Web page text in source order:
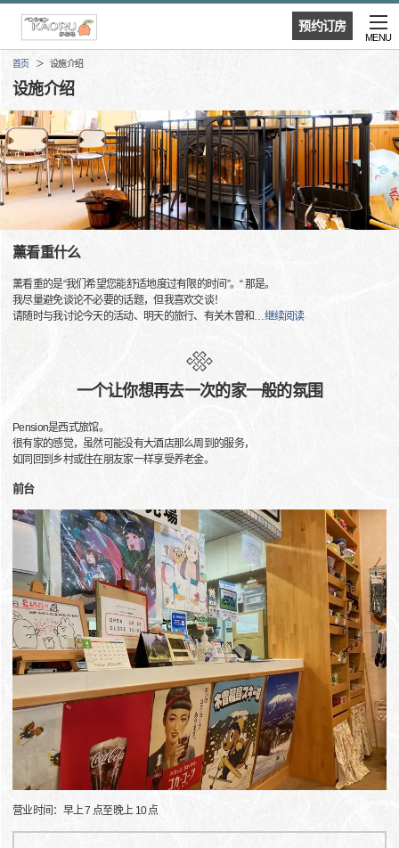
预约订房
MENU
首页 设施介绍
设施介绍
薰看重什么
薰看重的是“我们希望您能舒适地度过有限的时间”。“ 那是。
我尽量避免谈论不必要的话题，但我喜欢交谈！
请随时与我讨论今天的活动、明天的旅行、有关木曽和…继续阅读
一个让你想再去一次的家一般的氛围
Pension是西式旅馆。
很有家的感觉，虽然可能没有大酒店那么周到的服务，
如同回到乡村或住在朋友家一样享受养老金。
前台
营业时间：早上 7 点至晚上 10 点